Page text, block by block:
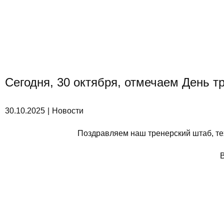
Сегодня, 30 октября, отмечаем День
30.10.2025 Новости
Поздравляем наш тренерский штаб,